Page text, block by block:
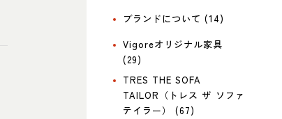
ブランドについて (14)
Vigoreオリジナル家具
(29)
TRES THE SOFA
TAILOR（トレス ザ ソファ
テイラー） (67)